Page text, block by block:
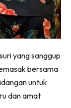
yang sanggup
bersama
untuk
dan amat